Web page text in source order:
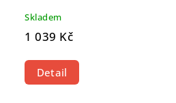
Skladem
1 039 Kč
Detail